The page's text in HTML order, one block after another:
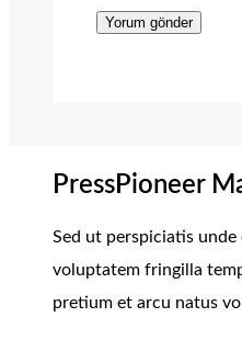
PressPioneer
Sed ut perspiciatis
voluptatem fringilla
pretium et arcu natus